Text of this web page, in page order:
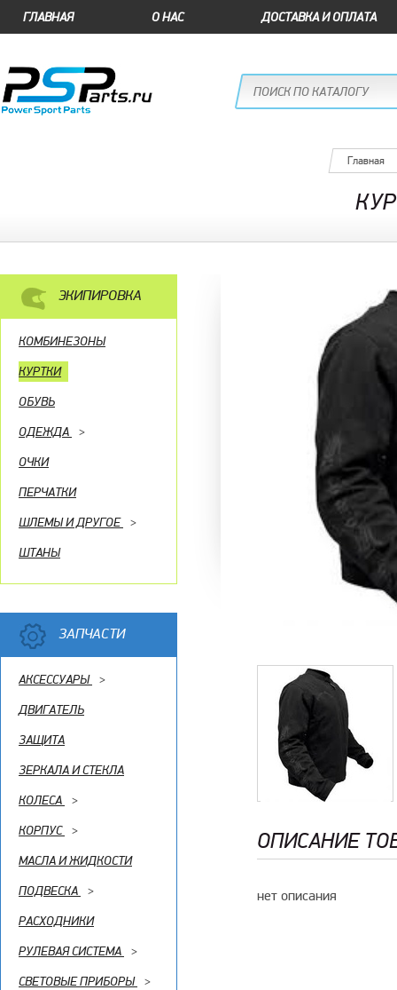
ГЛАВНАЯ О НАС ДОСТАВКА И ОПЛАТА
Главная
ЭКИПИРОВКА
КОМБИНЕЗОНЫ
КУРТКИ
ОБУВЬ
ОДЕЖДА
>
ОЧКИ
ПЕРЧАТКИ
ШЛЕМЫ И ДРУГОЕ >
ШТАНЫ
ЗАПЧАСТИ
АКСЕССУАРЫ >
ДВИГАТЕЛЬ
ЗАЩИТА
ЗЕРКАЛА И СТЕКЛА
КОЛЕСА
>
КОРПУС >
МАСЛА И ЖИДКОСТИ
ПОДВЕСКА
>
РАСХОДНИКИ
РУЛЕВАЯ СИСТЕМА
>
СВЕТОВЫЕ ПРИБОРЫ >
ОПИСАНИЕ
нет описания